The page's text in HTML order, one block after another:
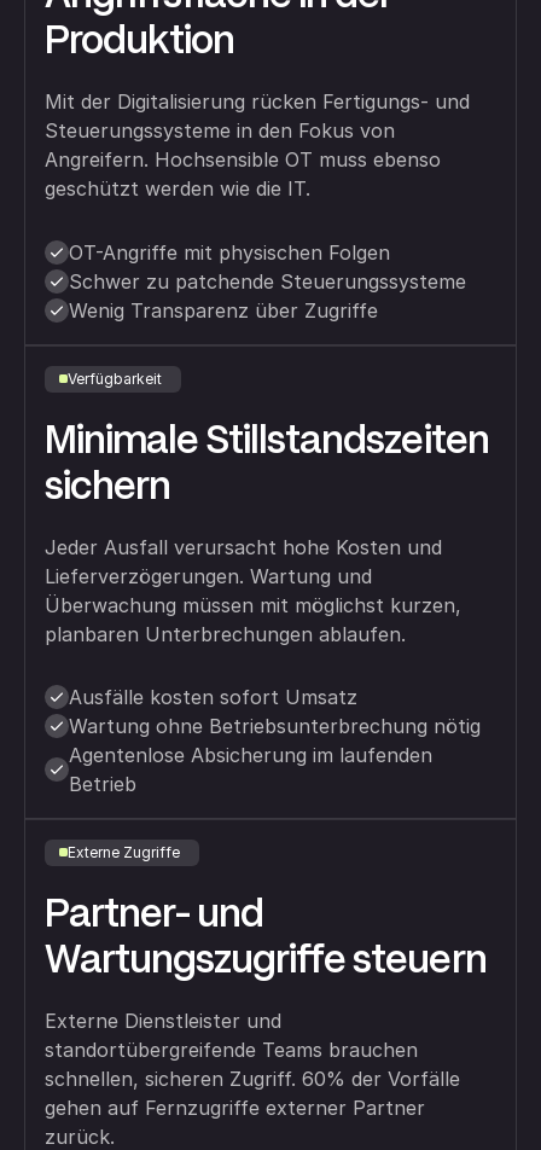
Produktion
Mit der Digitalisierung rücken Fertigungs- und
Steuerungssysteme in den Fokus von
Angreifern. Hochsensible OT muss ebenso
geschützt werden wie die IT.
OT-Angriffe mit physischen Folgen
Schwer zu patchende Steuerungssysteme
Wenig Transparenz über Zugriffe
Verfügbarkeit
Minimale Stillstandszeiten
sichern
Jeder Ausfall verursacht hohe Kosten und
Lieferverzögerungen. Wartung und
Überwachung müssen mit möglichst kurzen,
planbaren Unterbrechungen ablaufen.
Ausfälle kosten sofort Umsatz
Wartung ohne Betriebsunterbrechung nötig
Agentenlose Absicherung im laufenden
Betrieb
Externe Zugriffe
Partner- und
Wartungszugriffe steuern
Externe Dienstleister und
standortübergreifende Teams brauchen
schnellen, sicheren Zugriff. 60% der Vorfälle
gehen auf Fernzugriffe externer Partner
zurück.